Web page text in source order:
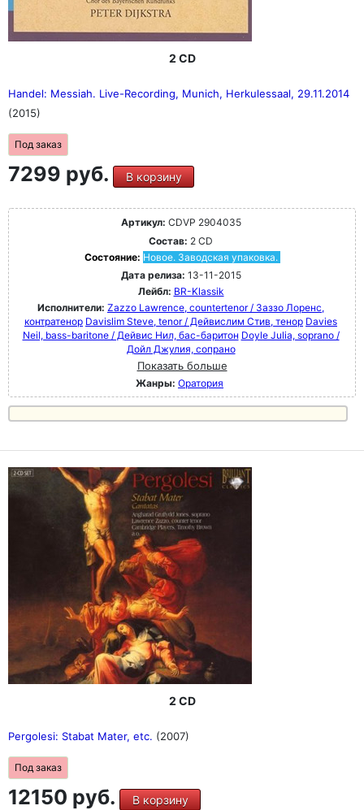
2 CD
Handel: Messiah. Live-Recording, Munich, Herkulessaal, 29.11.2014
(2015)
Под заказ
7299 руб. В корзину
Артикул: CDVP 2904035
Состав: 2 CD
Состояние: Новое. Заводская упаковка.
Дата релиза: 13-11-2015
Лейбл: BR-Klassik
Исполнители: Zazzo Lawrence, countertenor / Заззо Лоренс,
контратенор Davislim Steve, tenor / Дейвислим Стив, тенор Davies
Neil, bass-baritone / Дейвис Нил, бас-баритон Doyle Julia, soprano /
Дойл Джулия, сопрано
Показать больше
Жанры: Оратория
2 CD
Pergolesi: Stabat Mater, etc. (2007)
Под заказ
12150 руб. В корзину